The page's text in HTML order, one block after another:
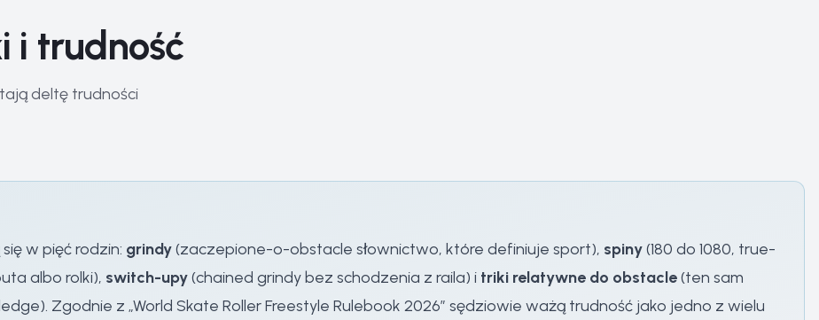
i trudność
deltę trudności
w pięć rodzin: grindy(zaczepione-o-obstacle słownictwo, które definiuje sport), spiny(180 do 1080, true-
albo rolki), switch-upy(chained grindy bez schodzenia z raila) i triki relatywne do obstacle(ten sam
Zgodnie z „World Skate Roller Freestyle Rulebook 2026” sędziowie ważą trudność jako jedno z wielu